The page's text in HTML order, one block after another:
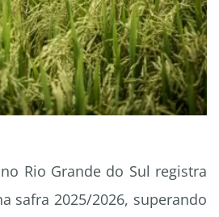
Rio Grande do Sul registra
safra 2025/2026, superando